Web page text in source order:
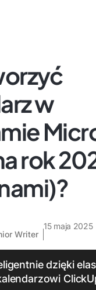
w
rok
Writer
15 maja 2025
dzięki